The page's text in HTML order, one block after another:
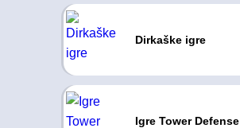
Dirkaške igre
Igre Tower Defense